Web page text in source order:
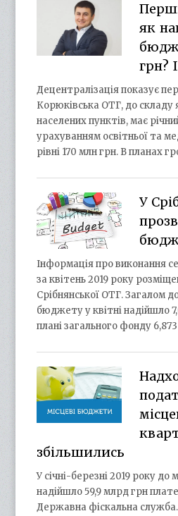
як
грн?
Децентралізація показує
Корюківська ОТГ, до складу
населених пунктів, має
урахуванням освітньої та
рівні 170 млн грн. В планах
У
Інформація про виконання
за квітень 2019 року
Срібнянської ОТГ. Загалом
бюджету у квітні надійшло
плані загального фонду
збільшились
У січні-березні 2019 року
надійшло 59,9 млрд грн
Державна фіскальна служба.